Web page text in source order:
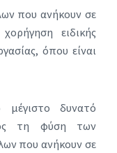
που ανήκουν σε
ειδικής
όπου είναι
μέγιστο δυνατό
τη φύση των
που ανήκουν σε